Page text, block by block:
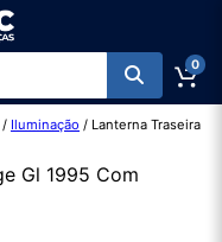
0
/ Iluminação / Lanterna Traseira